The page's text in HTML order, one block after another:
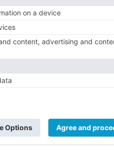
elsistema de gestión,
de autoconcertación
el mapa de nuestra
cifras
jornadas